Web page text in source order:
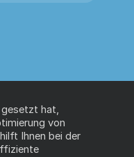
gesetzt hat,
von
Ihnen bei der